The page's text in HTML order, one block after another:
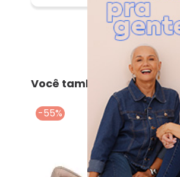
Você também pode gostar
-55%